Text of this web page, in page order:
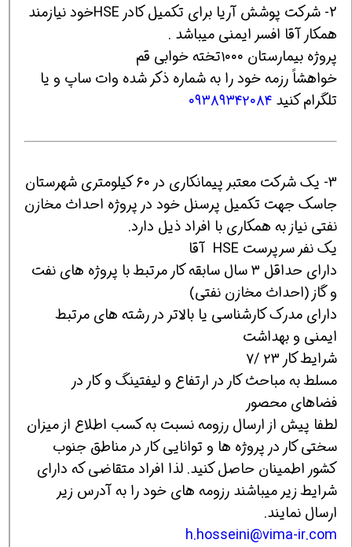
2- شرکت پوشش آریا برای تکمیل کادر HSEخود نیازمند
همکار آقا افسر ایمنی میباشد .
پروژه بیمارستان ۱۰۰۰تخته خوابی قم
خواهشاً رزمه خود را به شماره ذکر شده وات ساپ و یا
تلگرام کنید ۰۹۳۸۹۳۴۲۰۸۴
3- یک شرکت معتبر پیمانکاری در ۶۰ کیلومتری شهرستان
جاسک جهت تکمیل پرسنل خود در پروژه احداث مخازن
نفتی نیاز به همکاری با افراد ذیل دارد.
یک نفر سرپرست HSE آقا
دارای حداقل ۳ سال سابقه کار مرتبط با پروژه های نفت
و گاز (احداث مخازن نفتی)
دارای مدرک کارشناسی یا بالاتر در رشته های مرتبط
ایمنی و بهداشت
شرایط کار ۲۳ /۷
مسلط به مباحث کار در ارتفاع و لیفتینگ و کار در
فضاهای محصور
لطفا پیش از ارسال رزومه نسبت به کسب اطلاع از میزان
سختی کار در پروژه ها و توانایی کار در مناطق جنوب
کشور اطمینان حاصل کنید. لذا افراد متقاضی که دارای
شرایط زیر میباشند رزومه های خود را به آدرس زیر
ارسال نمایند.
h.hosseini@vima-ir.com